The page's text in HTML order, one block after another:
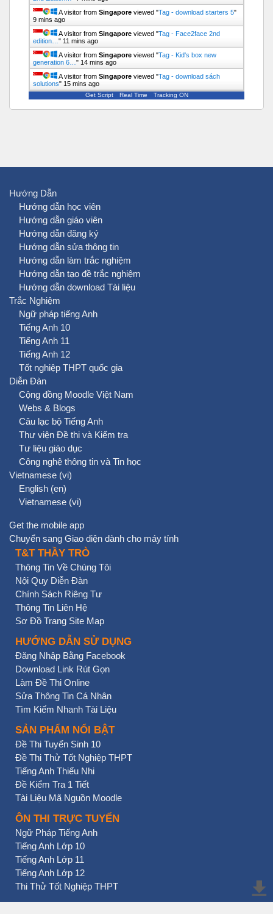
A visitor from Singapore viewed "Tag - download starters 5"
9 mins ago
A visitor from Singapore viewed "Tag - Face2face 2nd
edition… " 11 mins ago
A visitor from Singapore viewed "Tag - Kid's box new
generation 6… " 14 mins ago
A visitor from Singapore viewed "Tag - download sách
solutions" 15 mins ago
Get Script Real Time Tracking ON
Hướng Dẫn
Hướng dẫn học viên
Hướng dẫn giáo viên
Hướng dẫn đăng ký
Hướng dẫn sửa thông tin
Hướng dẫn làm trắc nghiệm
Hướng dẫn tạo đề trắc nghiệm
Hướng dẫn download Tài liệu
Trắc Nghiệm
Ngữ pháp tiếng Anh
Tiếng Anh 10
Tiếng Anh 11
Tiếng Anh 12
Tốt nghiệp THPT quốc gia
Diễn Đàn
Cộng đồng Moodle Việt Nam
Webs & Blogs
Câu lạc bộ Tiếng Anh
Thư viện Đề thi và Kiểm tra
Tư liệu giáo dục
Công nghệ thông tin và Tin học
Vietnamese ‎(vi)‎
English ‎(en)‎
Vietnamese ‎(vi)‎
Get the mobile app
Chuyển sang Giao diện dành cho máy tính
T&T THẦY TRÒ
Thông Tin Về Chúng Tôi
Nội Quy Diễn Đàn
Chính Sách Riêng Tư
Thông Tin Liên Hệ
Sơ Đồ Trang Site Map
HƯỚNG DẪN SỬ DỤNG
Đăng Nhập Bằng Facebook
Download Link Rút Gọn
Làm Đề Thi Online
Sửa Thông Tin Cá Nhân
Tìm Kiếm Nhanh Tài Liệu
SẢN PHẨM NỔI BẬT
Đề Thi Tuyển Sinh 10
Đề Thi Thử Tốt Nghiệp THPT
Tiếng Anh Thiếu Nhi
Đề Kiểm Tra 1 Tiết
Tài Liệu Mã Nguồn Moodle
ÔN THI TRỰC TUYẾN
Ngữ Pháp Tiếng Anh
Tiếng Anh Lớp 10
Tiếng Anh Lớp 11
Tiếng Anh Lớp 12
Thi Thử Tốt Nghiệp THPT